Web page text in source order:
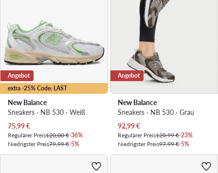
extra -25% Code: LAST
Angebot
New Balance
Sneakers · NB 530 · Weiß
Aktueller Preis
75,99€
Regulärer Preis120,00 €-36%
Niedrigster Preis79,99 €-5%
Angebot
New Balance
Sneakers · NB 530 · Grau
Aktueller Preis
92,99€
Regulärer Preis120,99 €-23%
Niedrigster Preis97,99 €-5%